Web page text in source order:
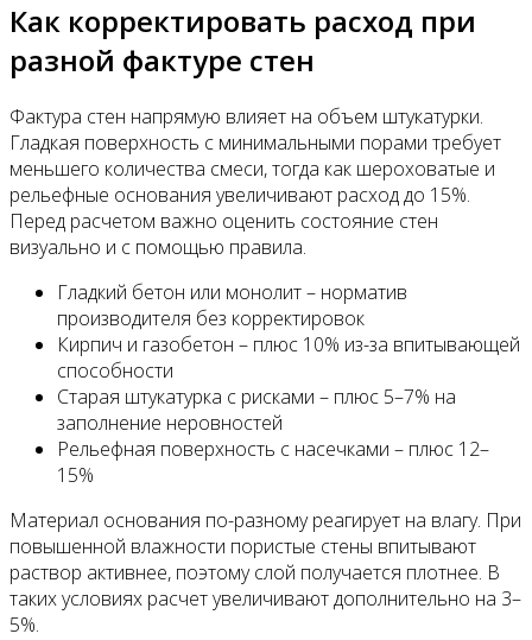
Как корректировать расход при
разной фактуре стен
Фактура стен напрямую влияет на объем штукатурки.
Гладкая поверхность с минимальными порами требует
меньшего количества смеси, тогда как шероховатые и
рельефные основания увеличивают расход до 15%.
Перед расчетом важно оценить состояние стен
визуально и с помощью правила.
Гладкий бетон или монолит – норматив
производителя без корректировок
Кирпич и газобетон – плюс 10% из-за впитывающей
способности
Старая штукатурка с рисками – плюс 5–7% на
заполнение неровностей
Рельефная поверхность с насечками – плюс 12–
15%
Материал основания по-разному реагирует на влагу. При
повышенной влажности пористые стены впитывают
раствор активнее, поэтому слой получается плотнее. В
таких условиях расчет увеличивают дополнительно на 3–
5%.